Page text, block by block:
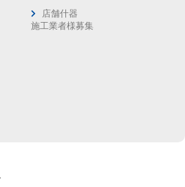
店舗什器
施工業者様募集